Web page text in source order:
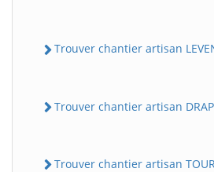
Trouver chantier artisan
Trouver chantier artisan DRAP
Trouver chantier artisan